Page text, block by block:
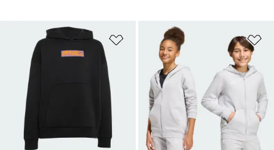
Ajouter à la Liste de produits